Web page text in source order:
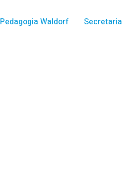
Pedagogia Waldorf Secretaria